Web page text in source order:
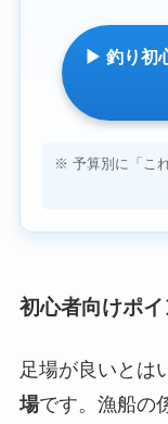
▶ 釣り初
※ 予算別に「こ
初心者向けポ
足場が良いとは
場です。漁船の